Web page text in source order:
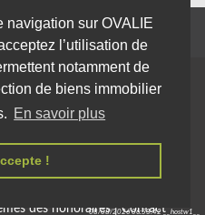
navigation sur OVALIE
l’utilisation de
notamment de
de biens immobilier
En savoir plus
!
site immobilierariege.fr s'adapte
(PC, tablette, smartphone).
réservé |
des honoraires|Contact
08/08/2026 06:53:42 __hostw1__